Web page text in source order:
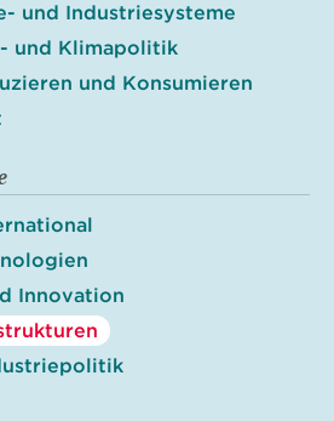
und Industriesysteme
und Klimapolitik
und Konsumieren
Innovation